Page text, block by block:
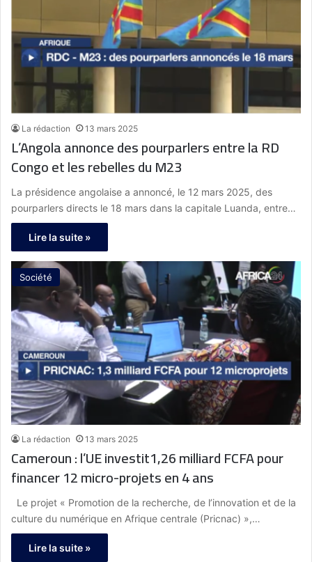
La rédaction 13 mars 2025
L’Angola annonce des pourparlers entre la RD
Congo et les rebelles du M23
La présidence angolaise a annoncé, le 12 mars 2025, des
pourparlers directs le 18 mars dans la capitale Luanda, entre…
Lire la suite »
Société
La rédaction 13 mars 2025
Cameroun : l’UE investit1,26 milliard FCFA pour
financer 12 micro-projets en 4 ans
Le projet « Promotion de la recherche, de l’innovation et de la
culture du numérique en Afrique centrale (Pricnac) »,…
Lire la suite »